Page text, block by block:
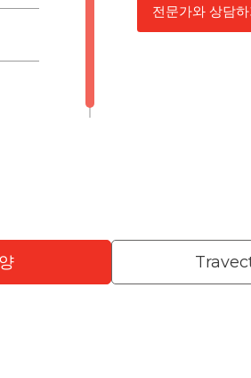
전문가와 상담하